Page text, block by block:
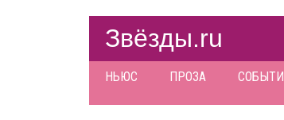
Звёзды.ru
НЬЮС ПРОЗА